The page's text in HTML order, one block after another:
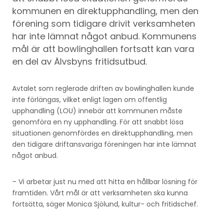
kommunen en direktupphandling, men den
förening som tidigare drivit verksamheten
har inte lämnat något anbud. Kommunens
mål är att bowlinghallen fortsatt kan vara
en del av Älvsbyns fritidsutbud.
Avtalet som reglerade driften av bowlinghallen kunde
inte förlängas, vilket enligt lagen om offentlig
upphandling (LOU) innebär att kommunen måste
genomföra en ny upphandling. För att snabbt lösa
situationen genomfördes en direktupphandling, men
den tidigare driftansvariga föreningen har inte lämnat
något anbud.
– Vi arbetar just nu med att hitta en hållbar lösning för
framtiden. Vårt mål är att verksamheten ska kunna
fortsätta, säger Monica Sjölund, kultur- och fritidschef.